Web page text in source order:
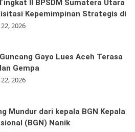
II BPSDM Sumatera Utara
Kepemimpinan Strategis di
22, 2026
Gayo Lues Aceh Terasa
Gempa
22, 2026
Mundur dari kepala BGN Kepala
(BGN) Nanik